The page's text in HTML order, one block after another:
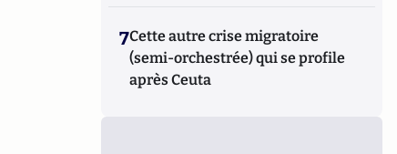
7Cette autre crise migratoire
(semi-orchestrée) qui se profile
après Ceuta